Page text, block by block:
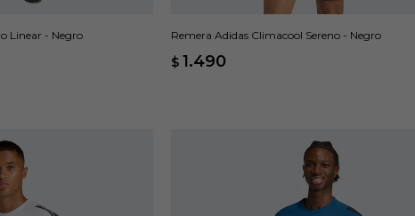
Linear - Negro Remera Adidas Climacool Sereno - Negro
$ 1.490